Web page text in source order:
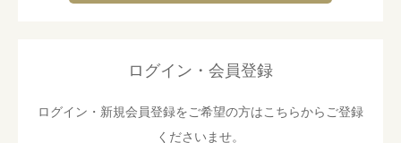
ログイン・会員登録
ログイン・新規会員登録をご希望の方はこちらからご登録
くださいませ。